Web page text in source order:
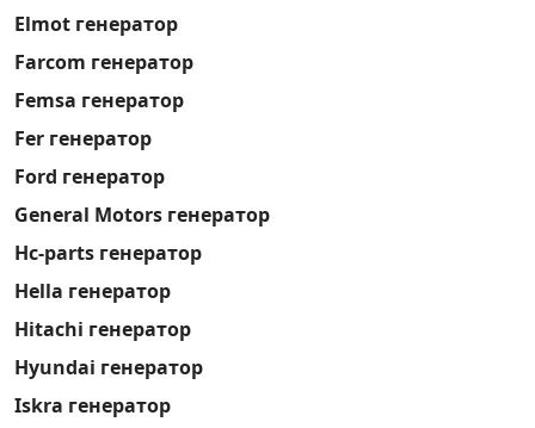
Elmot генератор
Farcom генератор
Femsa генератор
Fer генератор
Ford генератор
General Motors генератор
Hc-parts генератор
Hella генератор
Hitachi генератор
Hyundai генератор
Iskra генератор